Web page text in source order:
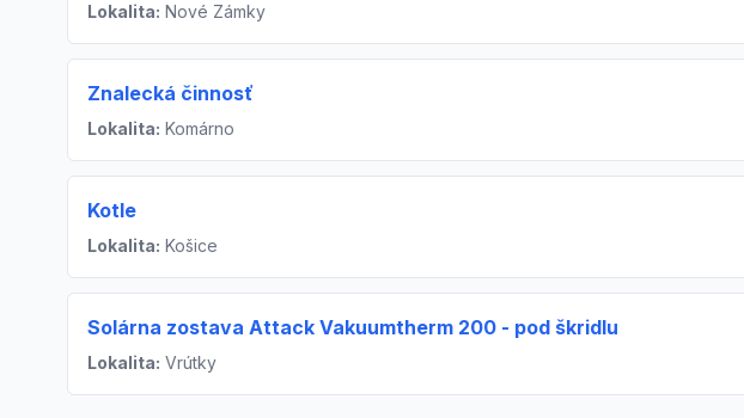
Lokalita: Nové Zámky
Znalecká činnosť
Lokalita: Komárno
Kotle
Lokalita: Košice
Solárna zostava Attack Vakuumtherm 200 - pod škridlu
Lokalita: Vrútky